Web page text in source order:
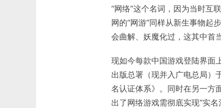
“网络”这个名词，因为当时互
网的“网游”同样从新生事物起
会曲解、妖魔化过，这其中首
现如今每款中国游戏登陆界面
出版总署（现并入广电总局
名认证体系》。同时在另一方
出了网络游戏需彻底实现“实